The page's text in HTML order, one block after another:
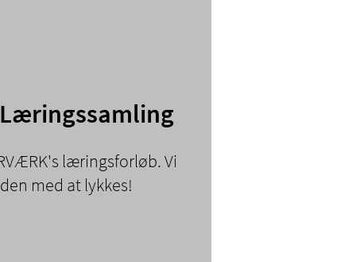
læringsforløb. Vi
med at lykkes!